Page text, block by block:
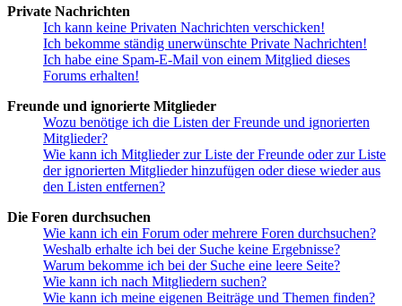
Private Nachrichten
Ich kann keine Privaten Nachrichten verschicken!
Ich bekomme ständig unerwünschte Private Nachrichten!
Ich habe eine Spam-E-Mail von einem Mitglied dieses
Forums erhalten!
Freunde und ignorierte Mitglieder
Wozu benötige ich die Listen der Freunde und ignorierten
Mitglieder?
Wie kann ich Mitglieder zur Liste der Freunde oder zur Liste
der ignorierten Mitglieder hinzufügen oder diese wieder aus
den Listen entfernen?
Die Foren durchsuchen
Wie kann ich ein Forum oder mehrere Foren durchsuchen?
Weshalb erhalte ich bei der Suche keine Ergebnisse?
Warum bekomme ich bei der Suche eine leere Seite?
Wie kann ich nach Mitgliedern suchen?
Wie kann ich meine eigenen Beiträge und Themen finden?